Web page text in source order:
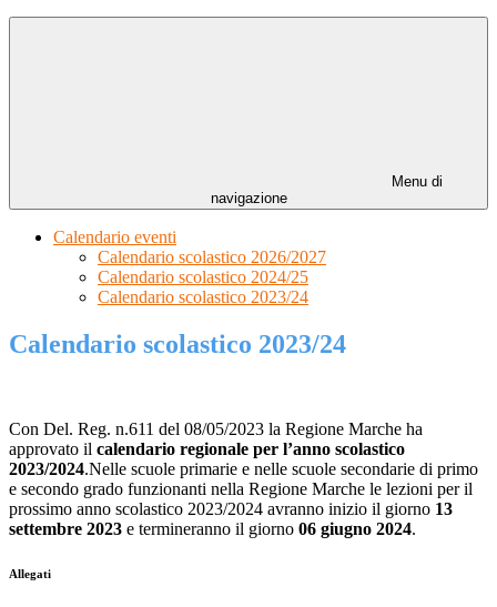
Menu di
navigazione
Calendario eventi
Calendario scolastico 2026/2027
Calendario scolastico 2024/25
Calendario scolastico 2023/24
Calendario scolastico 2023/24
Con Del. Reg. n.611 del 08/05/2023 la Regione Marche ha
approvato il calendario regionale per l’anno scolastico
2023/2024.Nelle scuole primarie e nelle scuole secondarie di primo
e secondo grado funzionanti nella Regione Marche le lezioni per il
prossimo anno scolastico 2023/2024 avranno inizio il giorno 13
settembre 2023 e termineranno il giorno 06 giugno 2024.
Allegati